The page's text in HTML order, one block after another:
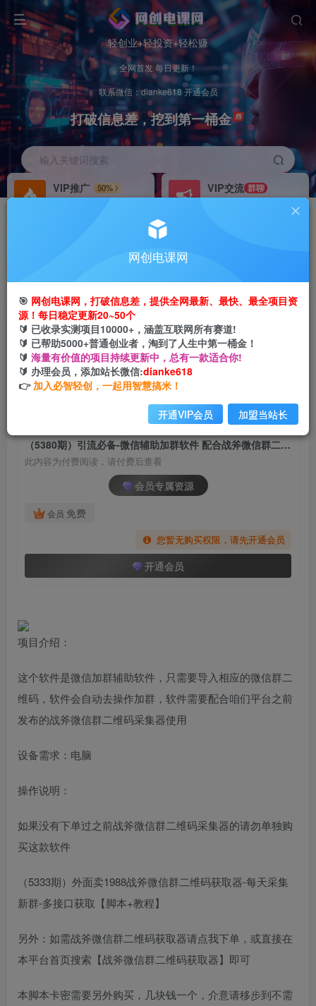
轻创业+轻投资+轻松赚
全网首发 每日更新！
联系微信：dianke618 开通会员
打破信息差，挖到第一桶金
输入关键词搜索
VIP推广
50%
VIP交流 群聊
研究探讨更多创业项目路子。
搭建同款网站，自己当老板
（5380期）引流必备-微信辅助加群软件 配合战斧
微信群二维码获取器使用【脚本+教程】
网创电课网
2年前发布
1628 131
（5380期）引流必备-微信辅助加群软件 配合战斧微信群二维码获取器使用【脚本+教程】
此内容为付费阅读，请付费后查看
会员专属资源
会员 免费
您暂无购买权限，请先开通会员
开通会员
项目介绍：
这个软件是微信加群辅助软件，只需要导入相应的微信群二
维码，软件会自动去操作加群，软件需要配合咱们平台之前
发布的战斧微信群二维码采集器使用
设备需求：电脑
操作说明：
如果没有下单过之前战斧微信群二维码采集器的请勿单独购
买这款软件
（5333期）外面卖1988战斧微信群二维码获取器-每天采集
新群-多接口获取【脚本+教程】
另外：如需战斧微信群二维码获取器请点我下单，或直接在
本平台首页搜索【战斧微信群二维码获取器】即可
本脚本卡密需要另外购买，几块钱一个，介意请移步到不需
网创电课网
🎯 网创电课网，打破信息差，提供全网最新、最快、最全项目资
源！每日稳定更新20~50个
🔰 已收录实测项目10000+，涵盖互联网所有赛道!
🔰 已帮助5000+普通创业者，淘到了人生中第一桶金！
🔰 海量有价值的项目持续更新中，总有一款适合你!
🔰 办理会员，添加站长微信:dianke618
👉 加入必智轻创，一起用智慧搞米！
开通VIP会员 加盟当站长